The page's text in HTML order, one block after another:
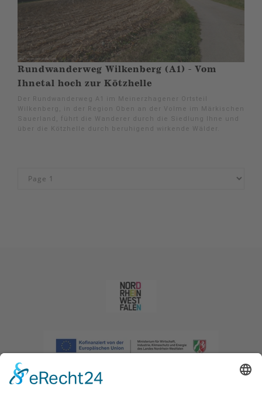
Rundwanderweg Wilkenberg (A1) - Vom
Ihnetal hoch zur Kötzhelle
Der Rundwanderweg A1 im Meinerzhagener Ortsteil
Wilkenberg, in der Region Oben an der Volme im Märkischen
Sauerland, führt die Wanderer durch die Siedlung Ihne und
über die Kötzhelle durch beruhigend wirkende Wälder.